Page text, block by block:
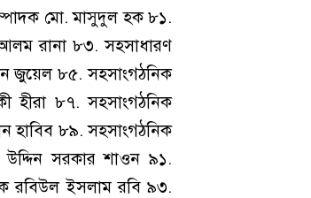
মো. মাসুদুল হক ৮১.
রানা ৮৩. সহসাধারণ
জুয়েল ৮৫. সহসাংগঠনিক
৮৭. সহসাংগঠনিক
হাবিব ৮৯. সহসাংগঠনিক
সরকার শাওন ৯১.
রবিউল ইসলাম রবি ৯৩.